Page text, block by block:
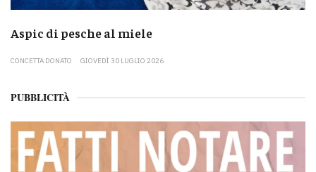
Aspic di pesche al miele
CONCETTA DONATO GIOVEDÌ 30 LUGLIO 2026
PUBBLICITÀ